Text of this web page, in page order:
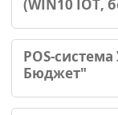
(WIN10 IOT,
POS-
Бюджет"